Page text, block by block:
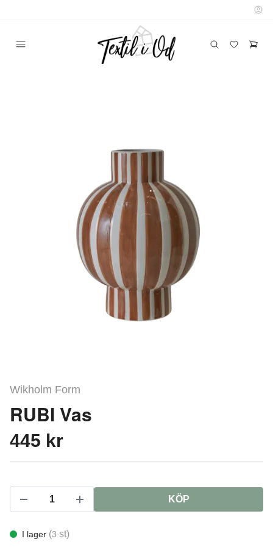
Wikholm Form
RUBI Vas
445 kr
KÖP
I lager (3 st)